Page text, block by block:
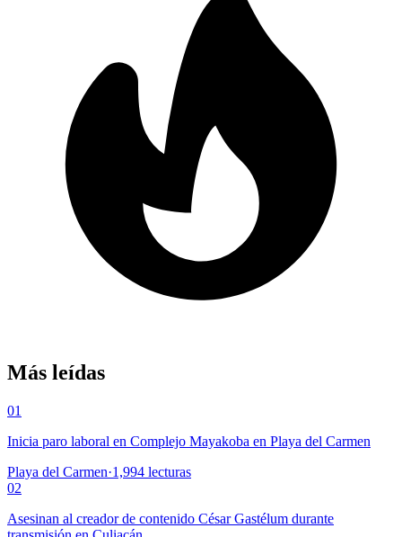
Más leídas
01
Inicia paro laboral en Complejo Mayakoba en Playa del Carmen
Playa del Carmen·1,994 lecturas
02
Asesinan al creador de contenido César Gastélum durante